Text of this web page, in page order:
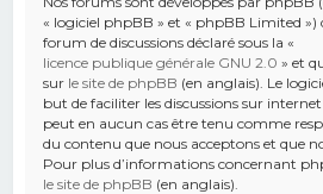
« logiciel phpBB » et « phpBB Limited »)
forum de discussions déclaré sous la «
licence publique générale GNU 2.0 » et
sur le site de phpBB (en anglais). Le
but de faciliter les discussions sur
peut en aucun cas être tenu comme
du contenu que nous acceptons et que
Pour plus d’informations concernant
le site de phpBB (en anglais).